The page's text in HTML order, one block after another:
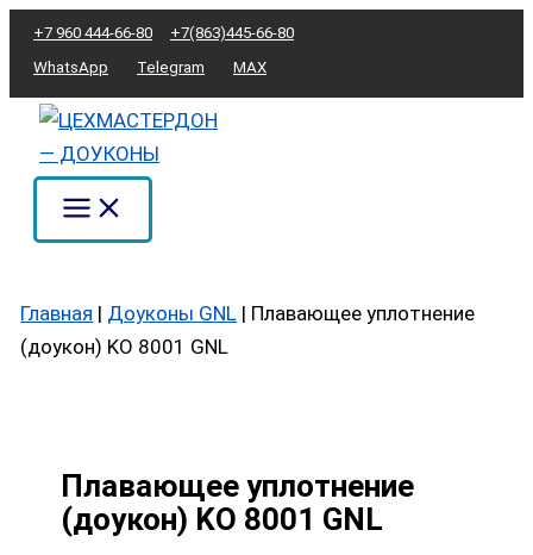
Перейти
содержимому
+7 960 444-66-80
+7(863)445-66-80
WhatsApp
Telegram MAX
Главная | Доуконы GNL | Плавающее уплотнение
(доукон) KO 8001 GNL
Плавающее уплотнение
(доукон) KO 8001 GNL
Количество
Плавающее
уплотнение
(доукон)
KO
8001
GNL